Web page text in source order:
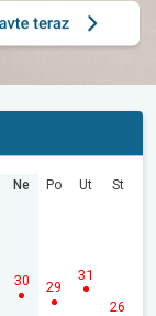
Ne
30
Po
29
Ut
31
St
26